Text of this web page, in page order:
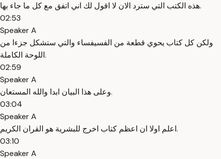
هذه الكتب التي سترد الان لا اقول لك اني اتفق مع كل ما جاء بها.
02:53
Speaker A
ولكن كل كتاب يحوي قطعة من الفسيفساء والتي ستشكل جزءا من
اللوحة الكاملة.
02:59
Speaker A
وعلى هذا البيان ابدا والله المستعان.
03:04
Speaker A
اعلم اولا ان اعظم كتاب اخرج للبشرية هو القران الكريم.
03:10
Speaker A